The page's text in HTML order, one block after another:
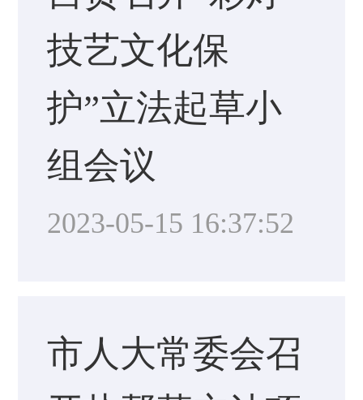
技艺文化保
护”立法起草小
组会议
2023-05-15 16:37:52
市人大常委会召